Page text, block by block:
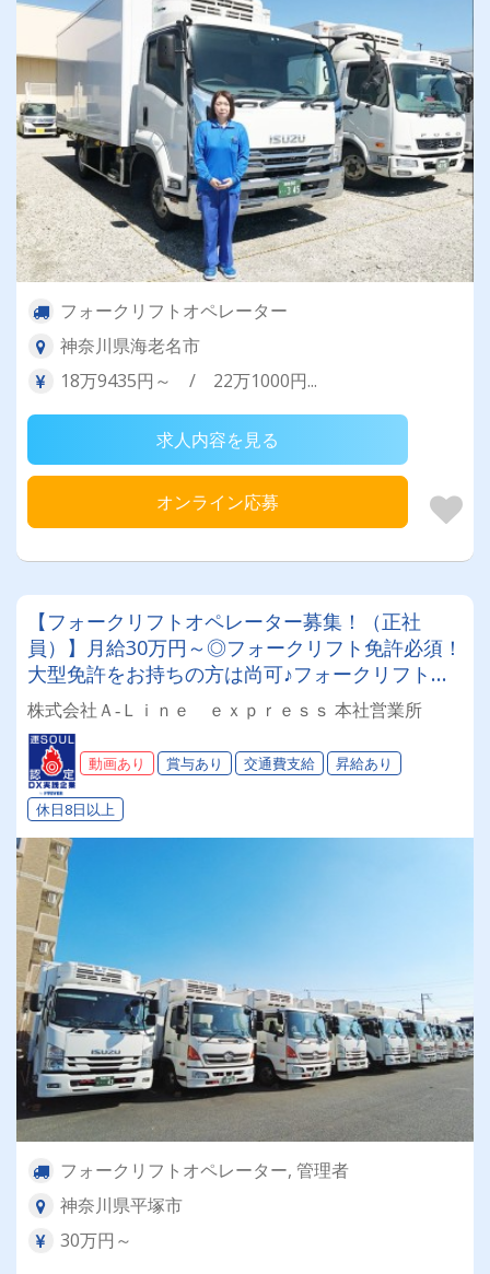
フォークリフトオペレーター
神奈川県海老名市
18万9435円～ / 22万1000円...
求人内容を見る
オンライン応募
【フォークリフトオペレーター募集！（正社
員）】月給30万円～◎フォークリフト免許必須！
大型免許をお持ちの方は尚可♪フォークリフトに
よる青果の仕分け作業、たまにトラックでの配送
あり！◆年間休日105日◆完全週休2日制◆夜間
勤務/①21時～23時以降②18時～の出勤になりま
す。
株式会社Ａ‐Ｌｉｎｅ ｅｘｐｒｅｓｓ 本社営業所
動画あり 賞与あり 交通費支給 昇給あり
休日8日以上
フォークリフトオペレーター, 管理者
神奈川県平塚市
30万円～